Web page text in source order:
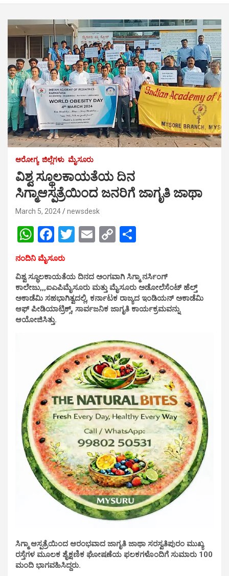
ಆರೋಗ್ಯ ಜಿಲ್ಲೆಗಳು ಮೈಸೂರು
ವಿಶ್ವ ಸ್ಥೂಲಕಾಯತೆಯ ದಿನ
ಸಿಗ್ಮಾಆಸ್ಪತ್ರೆಯಿಂದ ಜನರಿಗೆ ಜಾಗೃತಿ ಜಾಥಾ
March 5, 2024 newsdesk
W
h
at
s
A
p
F
a
ce
b
o
o
T
er
E
C
Li
n
k
e
ನಂದಿನಿ ಮೈಸೂರು
ವಿಶ್ವ ಸ್ಥೂಲಕಾಯತೆಯ ದಿನದ ಅಂಗವಾಗಿ ಸಿಗ್ಮಾ ನರ್ಸಿಂಗ್
ಕಾಲೇಜು,,,ಐಎಪಿಮೈಸೂರು ಮತ್ತು ಮೈಸೂರು ಅಡೋಲೆಸೆಂಟ್ ಹೆಲ್ತ್
ಅಕಾಡೆಮಿ ಸಹಭಾಗಿತ್ವದಲ್ಲಿ, ಕರ್ನಾಟಕ ರಾಜ್ಯದ ಇಂಡಿಯನ್ ಅಕಾಡೆಮಿ
ಆಫ್ ಪೀಡಿಯಾಟ್ರಿಕ್ಸ್, ಸಾರ್ವಜನಿಕ ಜಾಗೃತಿ ಕಾರ್ಯಕ್ರಮವನ್ನು
ಆಯೋಜಿಸಿತ್ತು.
ಸಿಗ್ಮಾ ಆಸ್ಪತ್ರೆಯಿಂದ ಆರಂಭವಾದ ಜಾಗೃತಿ ಜಾಥಾ ಸರಸ್ವತಿಪುರಂ ಮುಖ್ಯ
ರಸ್ತೆಗಳ ಮೂಲಕ ಶೈಕ್ಷಣಿಕ ಘೋಷಣೆಯ ಫಲಕಗಳೊಂದಿಗೆ ಸುಮಾರು 100
ಮಂದಿ ಭಾಗವಹಿಸಿದ್ದರು.